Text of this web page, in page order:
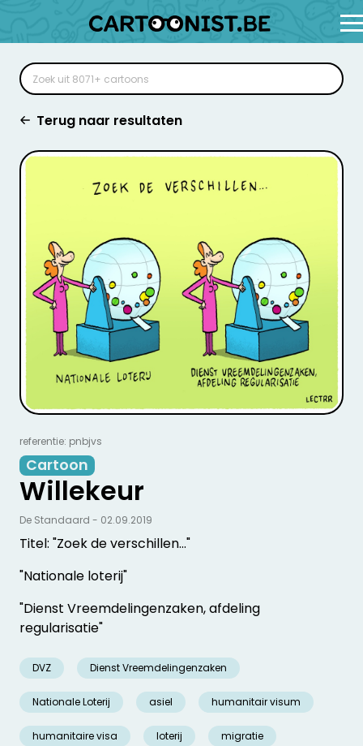
Terug naar resultaten
referentie: pnbjvs
Cartoon
Willekeur
Titel: "Zoek de verschillen..."
"Nationale loterij"
"Dienst Vreemdelingenzaken, afdeling
regularisatie"
DVZ Dienst Vreemdelingenzaken
Nationale Loterij asiel humanitair visum
humanitaire visa loterij migratie
De Standaard - 02.09.2019